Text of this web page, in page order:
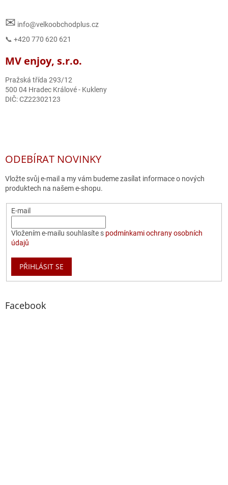
✉ info@velkoobchodplus.cz
📞 +420 770 620 621
MV enjoy, s.r.o.
Pražská třída 293/12
500 04 Hradec Králové - Kukleny
DIČ: CZ22302123
ODEBÍRAT NOVINKY
Vložte svůj e-mail a my vám budeme zasílat informace o nových
produktech na našem e-shopu.
E-mail
Vložením e-mailu souhlasíte s podmínkami ochrany osobních
údajů
PŘIHLÁSIT SE
Facebook